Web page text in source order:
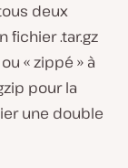
deux
fichier .tar.gz
« zippé » à
pour la
une double